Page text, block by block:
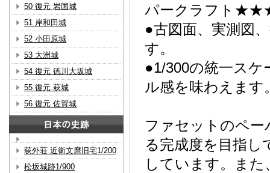
パークラフト
●古図面、実測図
す。
●1/300の統一ス
ル感を味わえま
ファセットのペ
る完成度を目指し
しています。ま
50 復元 岩国城
51 岸和田城
52 小田原城
53 大洲城
54 復元 徳川大坂城
55 復元 萩城
56 復元 佐賀城
荻外荘 近衞文麿旧宅1/200
松坂城跡1/900